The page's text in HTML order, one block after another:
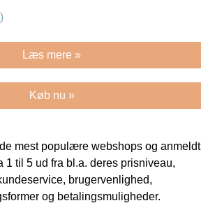
Læs mere »
Køb nu »
mest populære webshops og anmeldt
1 til 5 ud fra bl.a. deres prisniveau,
brugervenlighed,
og betalingsmuligheder.